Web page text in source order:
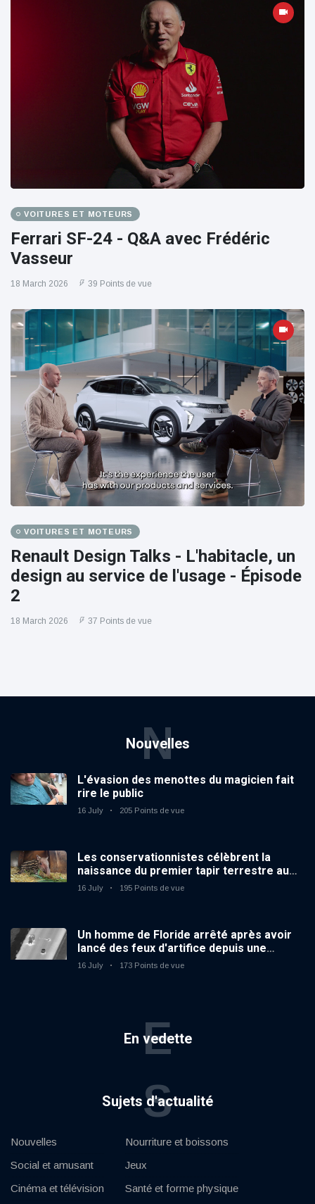
VOITURES ET MOTEURS
Ferrari SF-24 - Q&A avec Frédéric
Vasseur
18 March 2026 39 Points de vue
VOITURES ET MOTEURS
Renault Design Talks - L'habitacle, un
design au service de l'usage - Épisode
2
18 March 2026 37 Points de vue
Nouvelles
N
L'évasion des menottes du magicien fait
rire le public
16 July 205 Points de vue
Les conservationnistes célèbrent la
naissance du premier tapir terrestre au
zoo du Royaume-Uni depuis 14 ans
16 July 195 Points de vue
Un homme de Floride arrêté après avoir
lancé des feux d'artifice depuis une
voiture en mouvement
16 July 173 Points de vue
En vedette
E
Sujets d'actualité
S
Nouvelles
Social et amusant
Cinéma et télévision
Nourriture et boissons
Jeux
Santé et forme physique